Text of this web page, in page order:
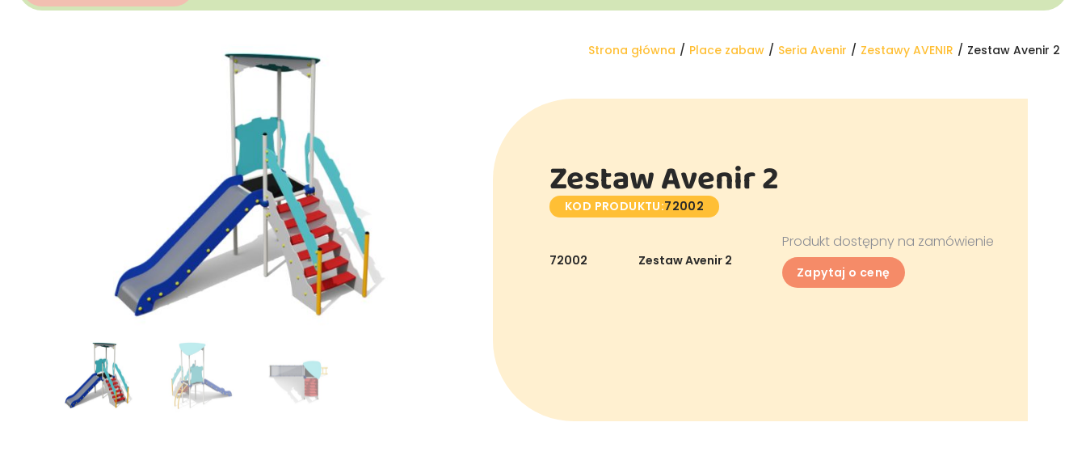
Jesteś tutaj:
Strona główna Place zabaw Seria Avenir Zestawy AVENIR Zestaw Avenir 2
Zestaw Avenir 2
KOD PRODUKTU:72002
72002 Zestaw Avenir 2
Produkt dostępny na zamówienie
Zapytaj o cenę